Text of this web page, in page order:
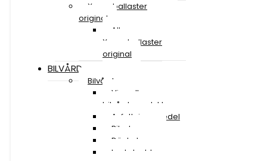
Xenonballaster
original
Alla
Xenonballaster
original
BILVÅRD
Bilvård
Visa alla
bilvårdsprodukter
Avfettningsmedel
Bilschampo
Däckglans
Lackskydd